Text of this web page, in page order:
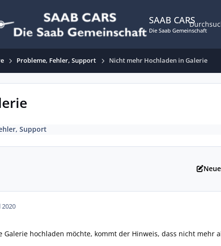
SAAB CARS
Die Saab Gemeinschaft
Probleme, Fehler, Support Nicht mehr Hochladen in Galerie
Support
2020
Galerie hochladen möchte, kommt der Hinweis, dass nicht mehr